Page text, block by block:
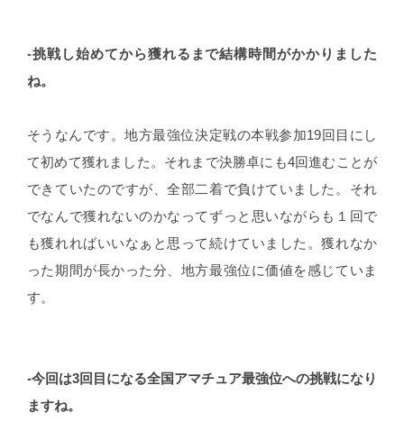
-挑戦し始めてから獲れるまで結構時間がかかりました
ね。
そうなんです。地方最強位決定戦の本戦参加19回目にし
て初めて獲れました。それまで決勝卓にも4回進むことが
できていたのですが、全部二着で負けていました。それ
でなんで獲れないのかなってずっと思いながらも１回で
も獲れればいいなぁと思って続けていました。獲れなか
った期間が長かった分、地方最強位に価値を感じていま
す。
-今回は3回目になる全国アマチュア最強位への挑戦になり
ますね。